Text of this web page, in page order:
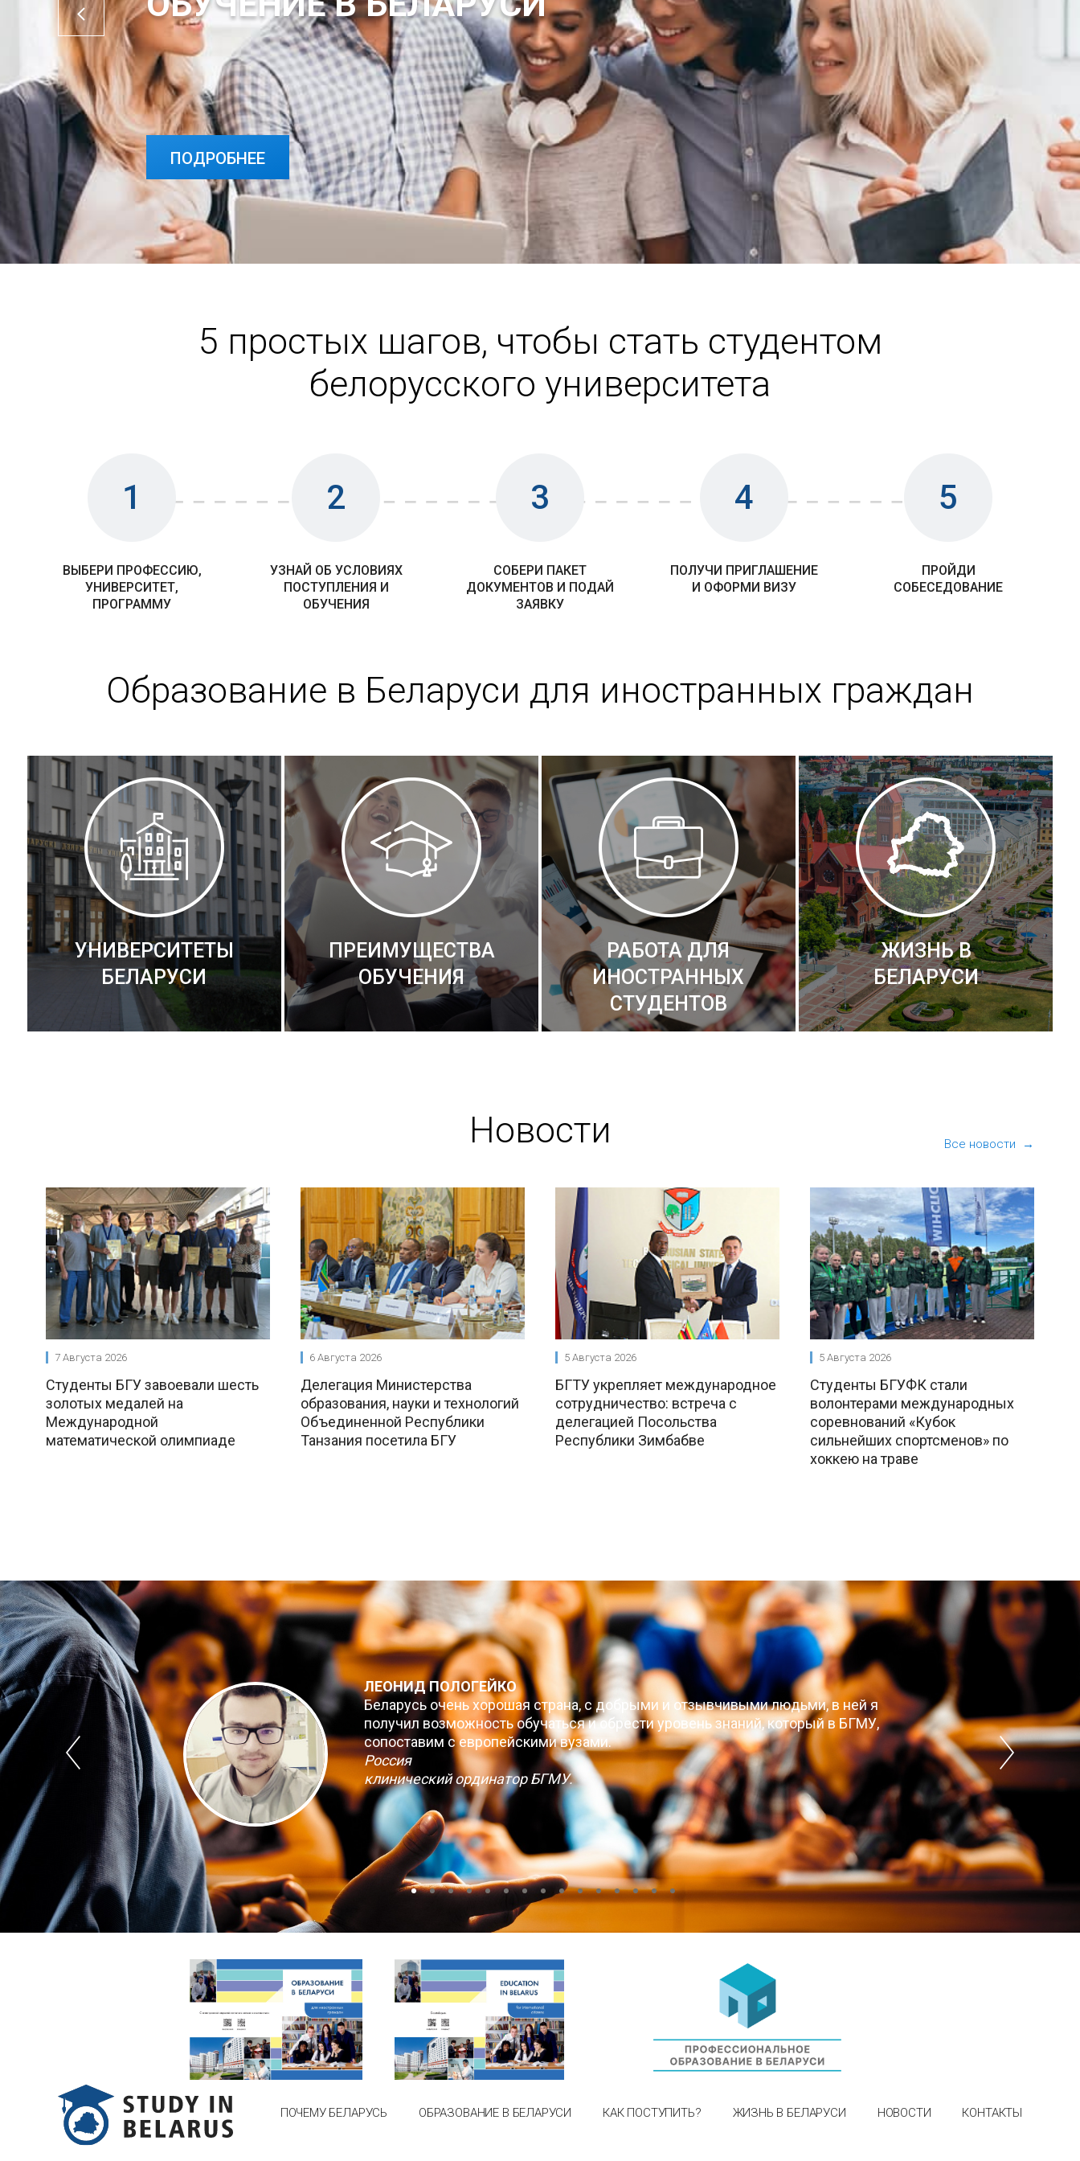
ПОДРОБНЕЕ
ПОДРОБНЕЕ
5 простых шагов, чтобы стать студентом
белорусского университета
1
ВЫБЕРИ ПРОФЕССИЮ,
УНИВЕРСИТЕТ,
ПРОГРАММУ
2
УЗНАЙ ОБ УСЛОВИЯХ
ПОСТУПЛЕНИЯ И
ОБУЧЕНИЯ
3
СОБЕРИ ПАКЕТ
ДОКУМЕНТОВ И ПОДАЙ
ЗАЯВКУ
4
ПОЛУЧИ ПРИГЛАШЕНИЕ
И ОФОРМИ ВИЗУ
5
ПРОЙДИ
СОБЕСЕДОВАНИЕ
Образование в Беларуси для иностранных граждан
УНИВЕРСИТЕТЫ
БЕЛАРУСИ
ПРЕИМУЩЕСТВА
ОБУЧЕНИЯ
РАБОТА ДЛЯ
ИНОСТРАННЫХ
СТУДЕНТОВ
ЖИЗНЬ В
БЕЛАРУСИ
Новости Все новости →
7 Августа 2026
Студенты БГУ завоевали шесть
золотых медалей на
Международной
математической олимпиаде
6 Августа 2026
Делегация Министерства
образования, науки и технологий
Объединенной Республики
Танзания посетила БГУ
5 Августа 2026
БГТУ укрепляет международное
сотрудничество: встреча с
делегацией Посольства
Республики Зимбабве
5 Августа 2026
Студенты БГУФК стали
волонтерами международных
соревнований «Кубок
сильнейших спортсменов» по
хоккею на траве
ЛЕОНИД ПОЛОГЕЙКО
Беларусь очень хорошая страна, с добрыми и отзывчивыми людьми, в ней я
получил возможность обучаться и обрести уровень знаний, который в БГМУ,
сопоставим с европейскими вузами.
Россия
клинический ординатор БГМУ.
ПОЧЕМУ БЕЛАРУСЬ ОБРАЗОВАНИЕ В БЕЛАРУСИ КАК ПОСТУПИТЬ? ЖИЗНЬ В БЕЛАРУСИ НОВОСТИ КОНТАКТЫ